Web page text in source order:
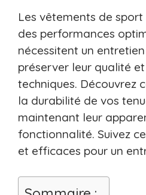
Les vêtements de
des performances
nécessitent un
préserver leur qualité
techniques. Découvrez
la durabilité de vos
maintenant leur
fonctionnalité. Suivez
et efficaces pour un